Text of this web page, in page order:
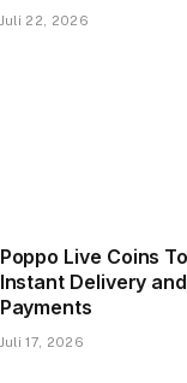
Juli 22, 2026
Poppo Live Coins
Instant Delivery
Payments
Juli 17, 2026